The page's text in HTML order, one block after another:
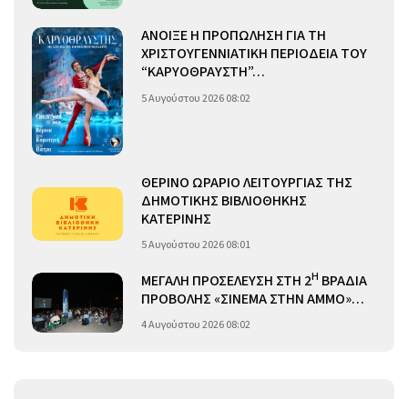
ΑΝΟΙΞΕ Η ΠΡΟΠΩΛΗΣΗ ΓΙΑ ΤΗ
ΧΡΙΣΤΟΥΓΕΝΝΙΑΤΙΚΗ ΠΕΡΙΟΔΕΙΑ ΤΟΥ
“ΚΑΡΥΟΘΡΑΥΣΤΗ”…
5 Αυγούστου 2026 08:02
ΘΕΡΙΝΟ ΩΡΑΡΙΟ ΛΕΙΤΟΥΡΓΙΑΣ ΤΗΣ
ΔΗΜΟΤΙΚΗΣ ΒΙΒΛΙΟΘΗΚΗΣ
ΚΑΤΕΡΙΝΗΣ
5 Αυγούστου 2026 08:01
ΜΕΓΑΛΗ ΠΡΟΣΕΛΕΥΣΗ ΣΤΗ 2Η ΒΡΑΔΙΑ
ΠΡΟΒΟΛΗΣ «ΣΙΝΕΜΑ ΣΤΗΝ ΑΜΜΟ»…
4 Αυγούστου 2026 08:02